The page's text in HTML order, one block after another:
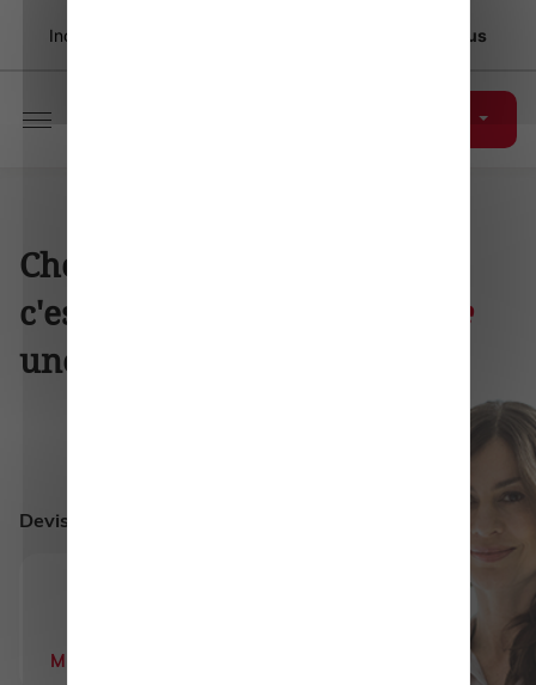
Incident de sécurité chez un prestataire. En savoir plus
Choisir
c'est faire de l'
indépendance
une évidence
Devis et adhésion en ligne :
Mutuelle Santé